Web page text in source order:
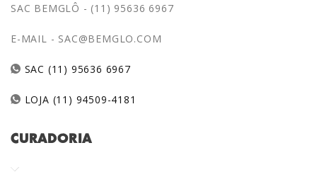
SAC BEMGLÔ - (11) 95636 6967
E-MAIL - SAC@BEMGLO.COM
SAC (11) 95636 6967
LOJA (11) 94509-4181
CURADORIA